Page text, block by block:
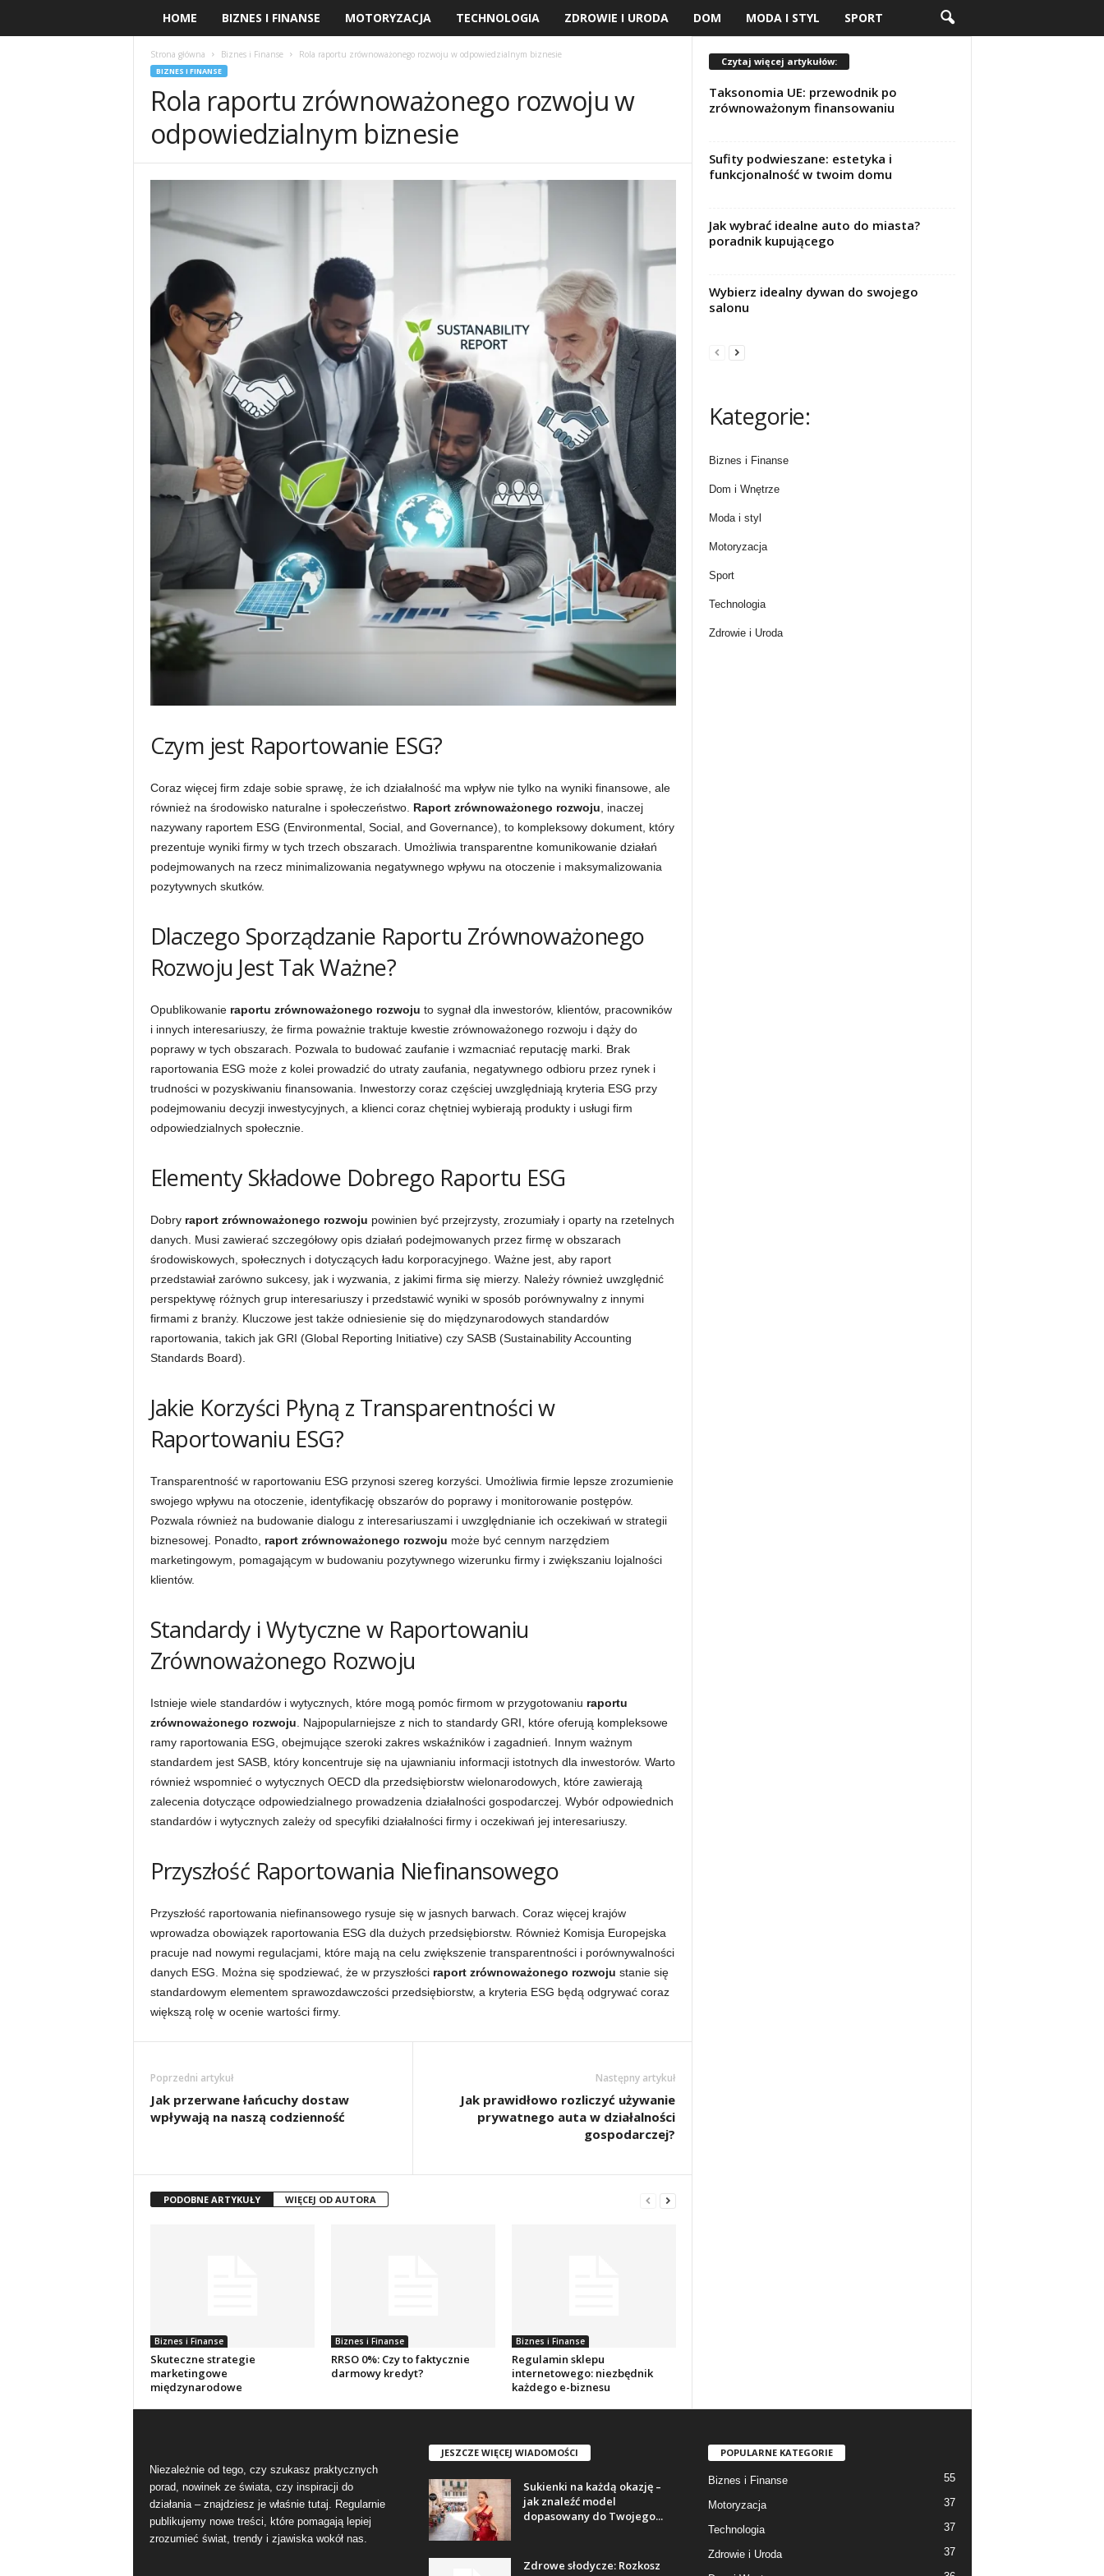
HOME BIZNES I FINANSE MOTORYZACJA TECHNOLOGIA ZDROWIE I URODA DOM MODA I STYL SPORT
Strona główna Biznes i Finanse Rola raportu zrównoważonego rozwoju w odpowiedzialnym biznesie
BIZNES I FINANSE
Rola raportu zrównoważonego rozwoju w
odpowiedzialnym biznesie
Czym jest Raportowanie ESG?
Coraz więcej firm zdaje sobie sprawę, że ich działalność ma wpływ nie tylko na wyniki finansowe, ale
również na środowisko naturalne i społeczeństwo. Raport zrównoważonego rozwoju , inaczej
nazywany raportem ESG (Environmental, Social, and Governance), to kompleksowy dokument, który
prezentuje wyniki firmy w tych trzech obszarach. Umożliwia transparentne komunikowanie działań
podejmowanych na rzecz minimalizowania negatywnego wpływu na otoczenie i maksymalizowania
pozytywnych skutków.
Dlaczego Sporządzanie Raportu Zrównoważonego
Rozwoju Jest Tak Ważne?
Opublikowanie raportu zrównoważonego rozwoju to sygnał dla inwestorów, klientów, pracowników
i innych interesariuszy, że firma poważnie traktuje kwestie zrównoważonego rozwoju i dąży do
poprawy w tych obszarach. Pozwala to budować zaufanie i wzmacniać reputację marki. Brak
raportowania ESG może z kolei prowadzić do utraty zaufania, negatywnego odbioru przez rynek i
trudności w pozyskiwaniu finansowania. Inwestorzy coraz częściej uwzględniają kryteria ESG przy
podejmowaniu decyzji inwestycyjnych, a klienci coraz chętniej wybierają produkty i usługi firm
odpowiedzialnych społecznie.
Elementy Składowe Dobrego Raportu ESG
Dobry raport zrównoważonego rozwoju powinien być przejrzysty, zrozumiały i oparty na rzetelnych
danych. Musi zawierać szczegółowy opis działań podejmowanych przez firmę w obszarach
środowiskowych, społecznych i dotyczących ładu korporacyjnego. Ważne jest, aby raport
przedstawiał zarówno sukcesy, jak i wyzwania, z jakimi firma się mierzy. Należy również uwzględnić
perspektywę różnych grup interesariuszy i przedstawić wyniki w sposób porównywalny z innymi
firmami z branży. Kluczowe jest także odniesienie się do międzynarodowych standardów
raportowania, takich jak GRI (Global Reporting Initiative) czy SASB (Sustainability Accounting
Standards Board).
Jakie Korzyści Płyną z Transparentności w
Raportowaniu ESG?
Transparentność w raportowaniu ESG przynosi szereg korzyści. Umożliwia firmie lepsze zrozumienie
swojego wpływu na otoczenie, identyfikację obszarów do poprawy i monitorowanie postępów.
Pozwala również na budowanie dialogu z interesariuszami i uwzględnianie ich oczekiwań w strategii
biznesowej. Ponadto, raport zrównoważonego rozwoju może być cennym narzędziem
marketingowym, pomagającym w budowaniu pozytywnego wizerunku firmy i zwiększaniu lojalności
klientów.
Standardy i Wytyczne w Raportowaniu
Zrównoważonego Rozwoju
Istnieje wiele standardów i wytycznych, które mogą pomóc firmom w przygotowaniu raportu
zrównoważonego rozwoju . Najpopularniejsze z nich to standardy GRI, które oferują kompleksowe
ramy raportowania ESG, obejmujące szeroki zakres wskaźników i zagadnień. Innym ważnym
standardem jest SASB, który koncentruje się na ujawnianiu informacji istotnych dla inwestorów. Warto
również wspomnieć o wytycznych OECD dla przedsiębiorstw wielonarodowych, które zawierają
zalecenia dotyczące odpowiedzialnego prowadzenia działalności gospodarczej. Wybór odpowiednich
standardów i wytycznych zależy od specyfiki działalności firmy i oczekiwań jej interesariuszy.
Przyszłość Raportowania Niefinansowego
Przyszłość raportowania niefinansowego rysuje się w jasnych barwach. Coraz więcej krajów
wprowadza obowiązek raportowania ESG dla dużych przedsiębiorstw. Również Komisja Europejska
pracuje nad nowymi regulacjami, które mają na celu zwiększenie transparentności i porównywalności
danych ESG. Można się spodziewać, że w przyszłości raport zrównoważonego rozwoju stanie się
standardowym elementem sprawozdawczości przedsiębiorstw, a kryteria ESG będą odgrywać coraz
większą rolę w ocenie wartości firmy.
Poprzedni artykuł
Jak przerwane łańcuchy dostaw
wpływają na naszą codzienność
Następny artykuł
Jak prawidłowo rozliczyć używanie
prywatnego auta w działalności
gospodarczej?
PODOBNE ARTYKUŁY WIĘCEJ OD AUTORA
Biznes i Finanse
Skuteczne strategie
marketingowe
międzynarodowe
Biznes i Finanse
RRSO 0%: Czy to faktycznie
darmowy kredyt?
Biznes i Finanse
Regulamin sklepu
internetowego: niezbędnik
każdego e-biznesu
Czytaj więcej artykułów:
Taksonomia UE: przewodnik po
zrównoważonym finansowaniu
Sufity podwieszane: estetyka i
funkcjonalność w twoim domu
Jak wybrać idealne auto do miasta?
poradnik kupującego
Wybierz idealny dywan do swojego
salonu
Kategorie:
Biznes i Finanse
Dom i Wnętrze
Moda i styl
Motoryzacja
Sport
Technologia
Zdrowie i Uroda
Niezależnie od tego, czy szukasz praktycznych
porad, nowinek ze świata, czy inspiracji do
działania – znajdziesz je właśnie tutaj. Regularnie
publikujemy nowe treści, które pomagają lepiej
zrozumieć świat, trendy i zjawiska wokół nas.
JESZCZE WIĘCEJ WIADOMOŚCI
Sukienki na każdą okazję –
jak znaleźć model
dopasowany do Twojego...
Zdrowe słodycze: Rozkosz
POPULARNE KATEGORIE
Biznes i Finanse 55
Motoryzacja 37
Technologia 37
Zdrowie i Uroda 37